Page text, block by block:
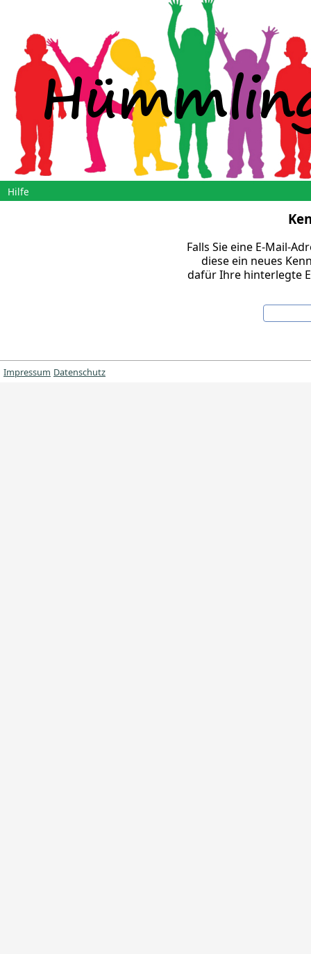
Hilfe
Falls Sie eine E-Mail-
diese ein neues
dafür Ihre hinterlegte
Impressum Datenschutz